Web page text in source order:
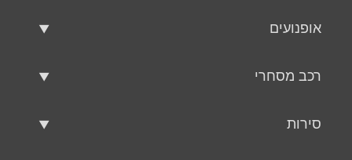
אופנועים
רכב מסחרי
סירות